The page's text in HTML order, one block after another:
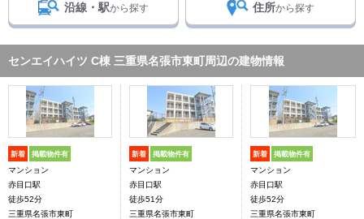
沿線・駅から探す 住所から探す
センエイハイツ C棟 三重県名張市東町周辺の建物情報
新着 掲載物件有
マンション
赤目口駅
徒歩52分
三重県名張市東町
新着 掲載物件有
マンション
赤目口駅
徒歩51分
三重県名張市東町
新着 掲載物件有
マンション
赤目口駅
徒歩52分
三重県名張市東町